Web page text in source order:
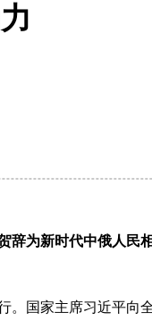
为新时代中俄人民
国家主席习近平向全